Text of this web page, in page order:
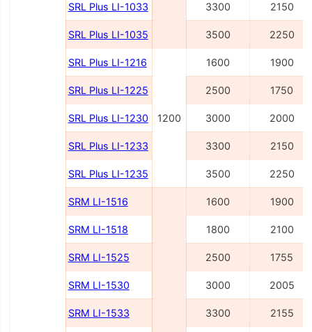
SRL Plus LI-1033 3300 2150
SRL Plus LI-1035 3500 2250
SRL Plus LI-1216
1200
1600 1900
SRL Plus LI-1225 2500 1750
SRL Plus LI-1230 3000 2000
SRL Plus LI-1233 3300 2150
SRL Plus LI-1235 3500 2250
SRM LI-1516 1600 1900
SRM LI-1518 1800 2100
SRM LI-1525 2500 1755
SRM LI-1530 3000 2005
SRM LI-1533 3300 2155